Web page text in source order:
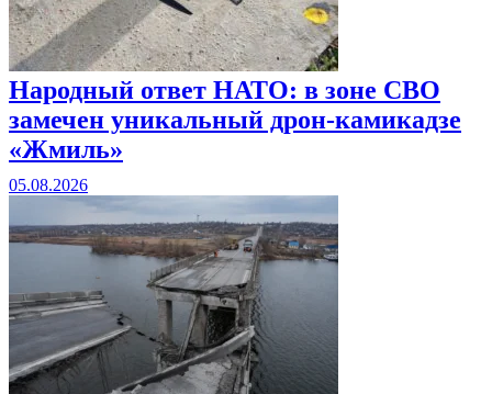
Народный ответ НАТО: в зоне СВО
замечен уникальный дрон-камикадзе
«Жмиль»
05.08.2026